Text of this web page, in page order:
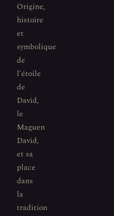
Origine,
histoire
et
symbolique
de
l'étoile
de
David,
le
Maguen
David,
et sa
place
dans
la
tradition